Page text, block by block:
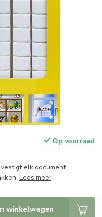
Op voorraad
elk document
Lees meer.
winkelwagen